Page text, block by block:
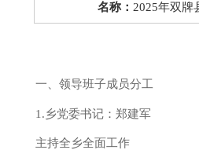
名称： 2025年双牌
一、领导班子成员分工
1.乡党委书记：郑建军
主持全乡全面工作